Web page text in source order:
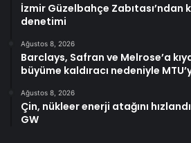
İzmir Güzelbahçe Zabıtası’ndan
denetimi
Ağustos 8, 2026
Barclays, Safran ve Melrose’a
büyüme kaldıracı nedeniyle
Ağustos 8, 2026
Çin, nükleer enerji atağını
GW